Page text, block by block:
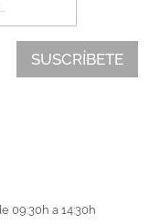
SUSCRÍBETE
09:30h a 14:30h